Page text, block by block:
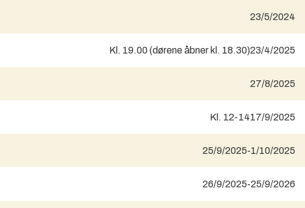
23/5/2024
Kl. 19.00 (dørene åbner kl. 18.30)23/4/2025
27/8/2025
Kl. 12-1417/9/2025
25/9/2025-1/10/2025
26/9/2025-25/9/2026